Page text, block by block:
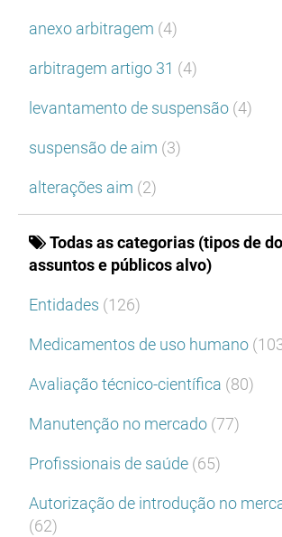
anexo arbitragem (4)
arbitragem artigo 31 (4)
levantamento de suspensão (4)
suspensão de aim (3)
alterações aim (2)
Todas as categorias (tipos de
assuntos e públicos alvo)
Entidades (126)
Medicamentos de uso humano
Avaliação técnico-científica (80)
Manutenção no mercado (77)
Profissionais de saúde (65)
Autorização de introdução no
(62)